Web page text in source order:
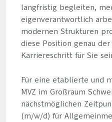
langfristig begleiten,
eigenverantwortlich
modernen Strukturen
diese Position genau
Karriereschritt für Sie
Für eine etablierte und
MVZ im Großraum
nächstmöglichen
(m/w/d) für